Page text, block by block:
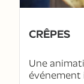
petits et
devis
CRÊPES
Une
événement